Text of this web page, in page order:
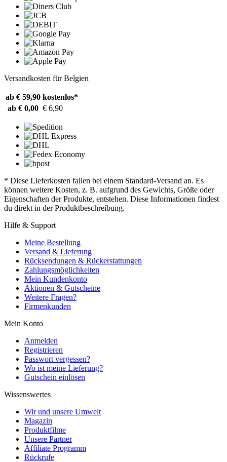
Versandkosten für Belgien
ab € 59,90 kostenlos*
ab € 0,00 € 6,90
* Diese Lieferkosten fallen bei einem Standard-Versand an. Es
können weitere Kosten, z. B. aufgrund des Gewichts, Größe oder
Eigenschaften der Produkte, entstehen. Diese Informationen findest
du direkt in der Produktbeschreibung.
Hilfe & Support
Meine Bestellung
Versand & Lieferung
Rücksendungen & Rückerstattungen
Zahlungsmöglichkeiten
Mein Kundenkonto
Aktionen & Gutscheine
Weitere Fragen?
Firmenkunden
Mein Konto
Anmelden
Registrieren
Passwort vergessen?
Wo ist meine Lieferung?
Gutschein einlösen
Wissenswertes
Wir und unsere Umwelt
Magazin
Produktfilme
Unsere Partner
Affiliate Programm
Rückrufe